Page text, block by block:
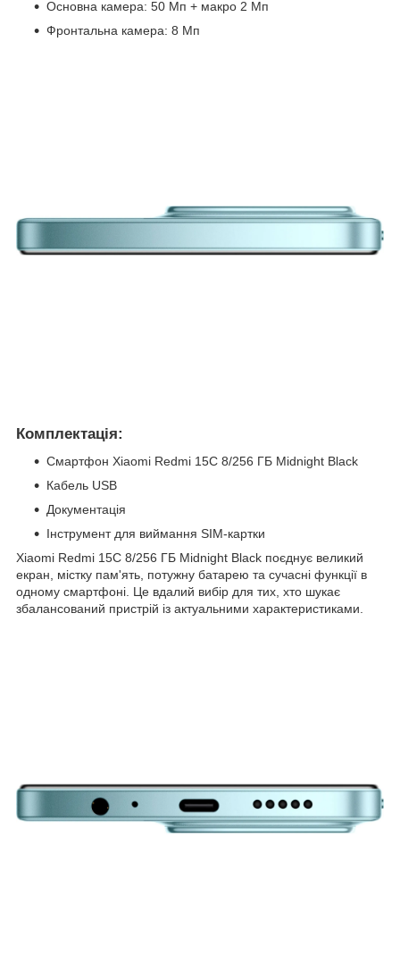
Основна камера: 50 Мп + макро 2 Мп
Фронтальна камера: 8 Мп
Комплектація:
Смартфон Xiaomi Redmi 15C 8/256 ГБ Midnight Black
Кабель USB
Документація
Інструмент для виймання SIM-картки
Xiaomi Redmi 15C 8/256 ГБ Midnight Black поєднує великий
екран, містку пам'ять, потужну батарею та сучасні функції в
одному смартфоні. Це вдалий вибір для тих, хто шукає
збалансований пристрій із актуальними характеристиками.